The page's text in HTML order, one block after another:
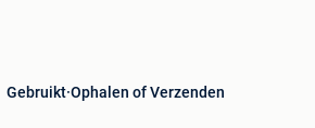
Gebruikt Ophalen of Verzenden